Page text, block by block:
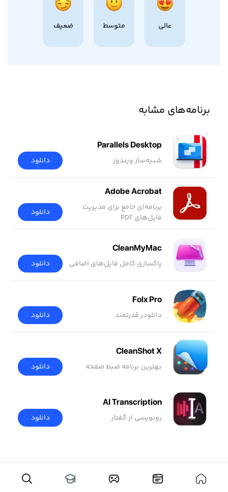
عالی متوسط ضعیف
برنامه‌های مشابه
Parallels Desktop
شبیه‌ساز ویندوز دانلود
Adobe Acrobat
برنامه‌ای جامع برای مدیریت
فایل‌های PDF
دانلود
CleanMyMac
پاکسازی کامل فایل‌های اضافی دانلود
Folx Pro
دانلودر قدرتمند دانلود
CleanShot X
بهترین برنامه ضبط صفحه دانلود
AI Transcription
رونویسی از گفتار دانلود